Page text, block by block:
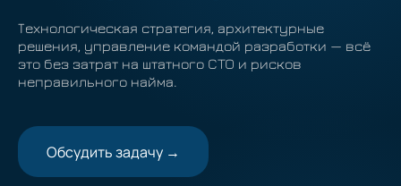
Технологическая стратегия, архитектурные
решения, управление командой разработки — всё
это без затрат на штатного CTO и рисков
неправильного найма.
Обсудить задачу →